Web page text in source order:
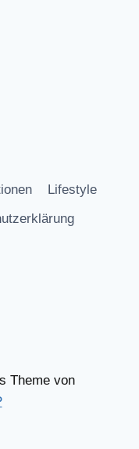
Lifestyle
Theme von